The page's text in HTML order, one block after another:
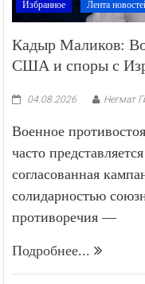
Избранное Лента
Кадыр Маликов:
Военное
часто
согласованная
солидарностью